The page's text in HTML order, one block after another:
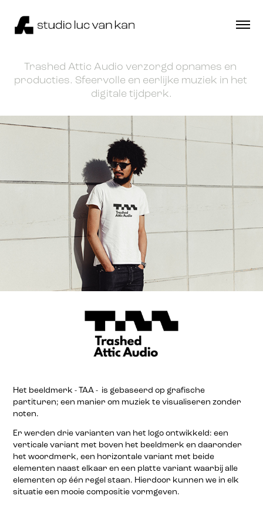
Trashed Attic Audio verzorgd opnames en
producties. Sfeervolle en eerlijke muziek in het
digitale tijdperk.
Het beeldmerk - TAA - is gebaseerd op grafische
partituren; een manier om muziek te visualiseren zonder
noten.
Er werden drie varianten van het logo ontwikkeld: een
verticale variant met boven het beeldmerk en daaronder
het woordmerk, een horizontale variant met beide
elementen naast elkaar en een platte variant waarbij alle
elementen op één regel staan. Hierdoor kunnen we in elk
situatie een mooie compositie vormgeven.